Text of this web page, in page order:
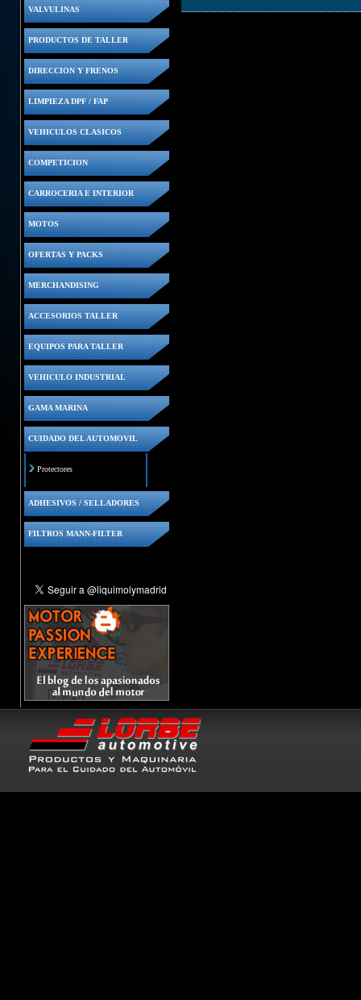
VALVULINAS
PRODUCTOS DE TALLER
DIRECCION Y FRENOS
LIMPIEZA DPF / FAP
VEHICULOS CLASICOS
COMPETICION
CARROCERIA E INTERIOR
MOTOS
OFERTAS Y PACKS
MERCHANDISING
ACCESORIOS TALLER
EQUIPOS PARA TALLER
VEHICULO INDUSTRIAL
GAMA MARINA
CUIDADO DEL AUTOMOVIL
Protectores
ADHESIVOS / SELLADORES
FILTROS MANN-FILTER